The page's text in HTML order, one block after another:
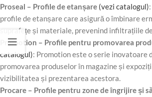
Proseal – Profile de etanșare (vezi catalogul)
profile de etanșare care asigură o îmbinare
suprafețe și materiale, prevenind infiltrațiile
Promotion – Profile pentru promovarea
catalogul): Promotion este o serie inovatoare
promovarea produselor în magazine și
vizibilitatea și prezentarea acestora.
Procare – Profile pentru zone de îngrijire și